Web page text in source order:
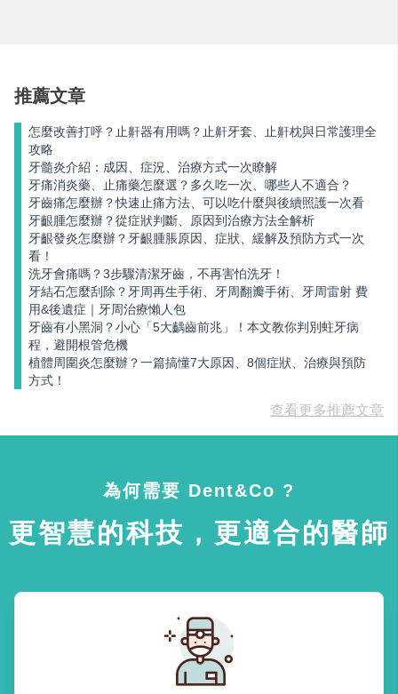
推薦文章
怎麼改善打呼？止鼾器有用嗎？止鼾牙套、止鼾枕與日常護理全
攻略
牙髓炎介紹：成因、症況、治療方式一次瞭解
牙痛消炎藥、止痛藥怎麼選？多久吃一次、哪些人不適合？
牙齒痛怎麼辦？快速止痛方法、可以吃什麼與後續照護一次看
牙齦腫怎麼辦？從症狀判斷、原因到治療方法全解析
牙齦發炎怎麼辦？牙齦腫脹原因、症狀、緩解及預防方式一次
看！
洗牙會痛嗎？3步驟清潔牙齒，不再害怕洗牙！
牙結石怎麼刮除？牙周再生手術、牙周翻瓣手術、牙周雷射 費
用&後遺症｜牙周治療懶人包
牙齒有小黑洞？小心「5大齲齒前兆」！本文教你判別蛀牙病
程，避開根管危機
植體周圍炎怎麼辦？一篇搞懂7大原因、8個症狀、治療與預防
方式！
查看更多推薦文章
為何需要 Dent&Co ?
更智慧的科技，更適合的醫師